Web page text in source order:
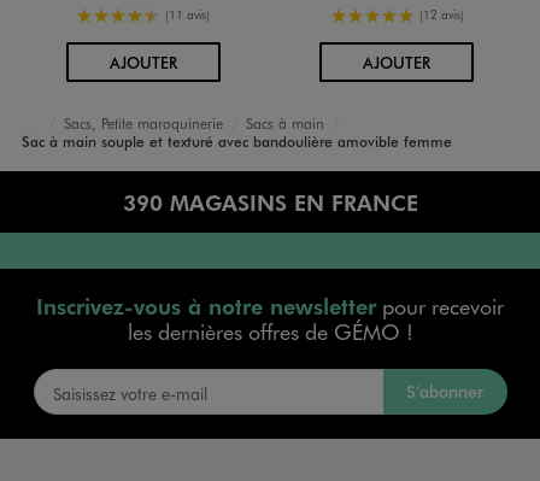
4.5/5 de moyenne
(11 avis)
AJOUTERAU PANIER
5/5 de moyenne
(12 avis)
AJOUTERAU PANIER
Accueil
Femme
Sacs et Accessoires
Sacs, Petite maroquinerie
Sacs à main
Sac à main souple et texturé avec bandoulière amovible femme
390 MAGASINS EN FRANCE
Inscrivez-vous à notre newsletterpour recevoir
les dernières offres de GÉMO !
S’abonner